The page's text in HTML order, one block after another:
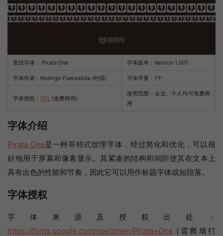
SEEK NOTHING
Sharpens Love, presence
查找字体： Pirata One 字体版本：Version 1.001
字体作者：Rodrigo Fuenzalida (外国) 字体字重：1个
字体授权： OFL (免费商用)
使用范围：企业、个人均可免费商
用
字体介绍
Pirata One是一种哥特式纹理字体，经过简化和优化，可以很
好地用于屏幕和像素显示。其紧凑的结构和间距使其在文本上
具有出色的性能和节奏，因此它可以用作标题字体或短段落。
字体授权
字体来源及授权出处：
https://fonts.google.com/specimen/Pirata+One (需爬墙打